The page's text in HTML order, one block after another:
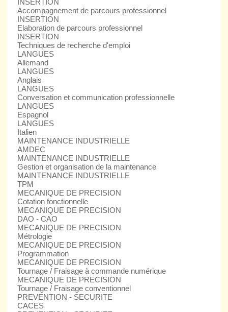
Accompagnement de parcours professionnel
INSERTION
Elaboration de parcours professionnel
INSERTION
Techniques de recherche d'emploi
LANGUES
Allemand
LANGUES
Anglais
LANGUES
Conversation et communication professionnelle
LANGUES
Espagnol
LANGUES
Italien
MAINTENANCE INDUSTRIELLE
AMDEC
MAINTENANCE INDUSTRIELLE
Gestion et organisation de la maintenance
MAINTENANCE INDUSTRIELLE
TPM
MECANIQUE DE PRECISION
Cotation fonctionnelle
MECANIQUE DE PRECISION
DAO - CAO
MECANIQUE DE PRECISION
Métrologie
MECANIQUE DE PRECISION
Programmation
MECANIQUE DE PRECISION
Tournage / Fraisage à commande numérique
MECANIQUE DE PRECISION
Tournage / Fraisage conventionnel
PREVENTION - SECURITE
CACES